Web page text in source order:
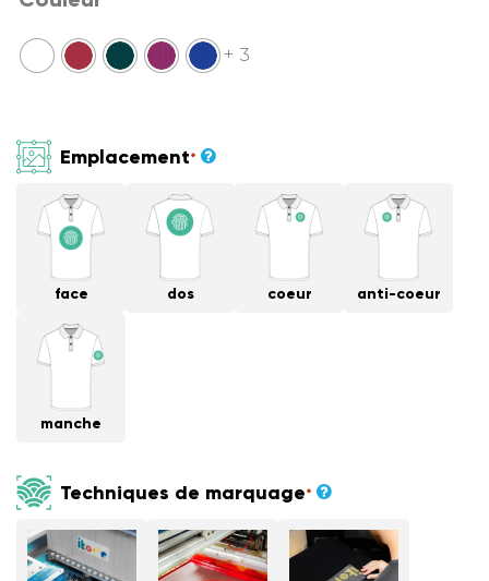
+ 3
Emplacement*
face dos coeur anti-coeur
manche
Techniques de marquage*